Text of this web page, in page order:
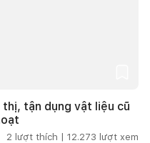
tận dụng vật liệu cũ
2 lượt thích | 12.273 lượt xem